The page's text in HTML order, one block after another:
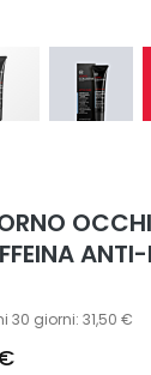
30 giorni: 31,50 €